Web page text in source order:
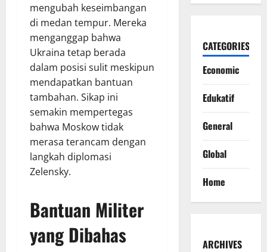
mengubah keseimbangan
di medan tempur. Mereka
menganggap bahwa
Ukraina tetap berada
dalam posisi sulit meskipun
mendapatkan bantuan
tambahan. Sikap ini
semakin mempertegas
bahwa Moskow tidak
merasa terancam dengan
langkah diplomasi
Zelensky.
Bantuan Militer
yang Dibahas
CATEGORIES
Economic
Edukatif
General
Global
Home
ARCHIVES